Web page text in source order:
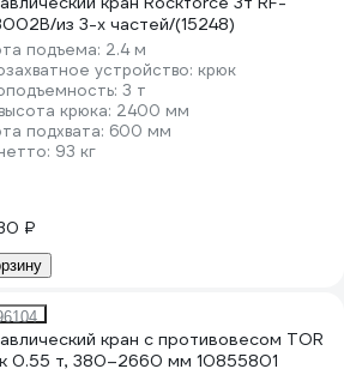
из 3-х частей/(15248)
подъема: 2.4 м
устройство: крюк
3 т
крюка: 2400 мм
подхвата: 600 мм
93 кг
₽
кран с противовесом TOR
0.55 т, 380–2660 мм 10855801